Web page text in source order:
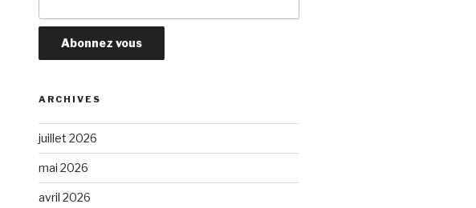
ARCHIVES
juillet 2026
mai 2026
avril 2026